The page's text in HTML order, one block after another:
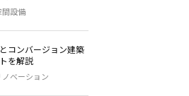
間設備
コンバージョン建築
を解説
ノベーション